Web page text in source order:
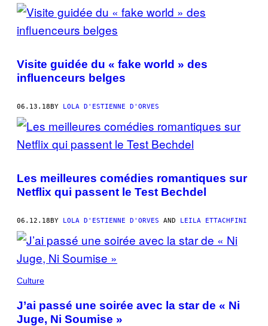
Visite guidée du « fake world » des
influenceurs belges
06.13.18BY LOLA D'ESTIENNE D'ORVES
Les meilleures comédies romantiques sur
Netflix qui passent le Test Bechdel
06.12.18BY LOLA D'ESTIENNE D'ORVES AND LEILA ETTACHFINI
Culture
J’ai passé une soirée avec la star de « Ni
Juge, Ni Soumise »